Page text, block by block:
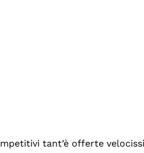
tant’è offerte